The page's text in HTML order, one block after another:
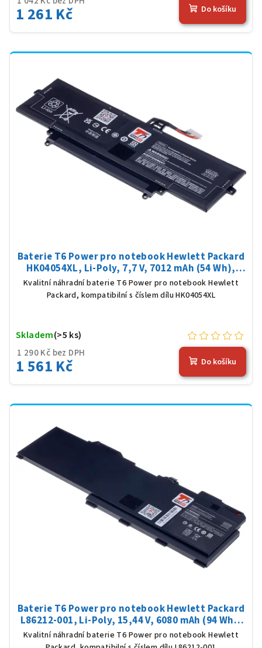
1 261 Kč Do košíku
Baterie T6 Power pro notebook Hewlett Packard
HK04054XL, Li-Poly, 7,7 V, 7012 mAh (54 Wh),
černá
Kvalitní náhradní baterie T6 Power pro notebook Hewlett
Packard, kompatibilní s číslem dílu HK04054XL
1 290 Kč bez DPH
1 561 Kč
Skladem(>5 ks)
Do košíku
Baterie T6 Power pro notebook Hewlett Packard
L86212-001, Li-Poly, 15,44 V, 6080 mAh (94 Wh),
černá
Kvalitní náhradní baterie T6 Power pro notebook Hewlett